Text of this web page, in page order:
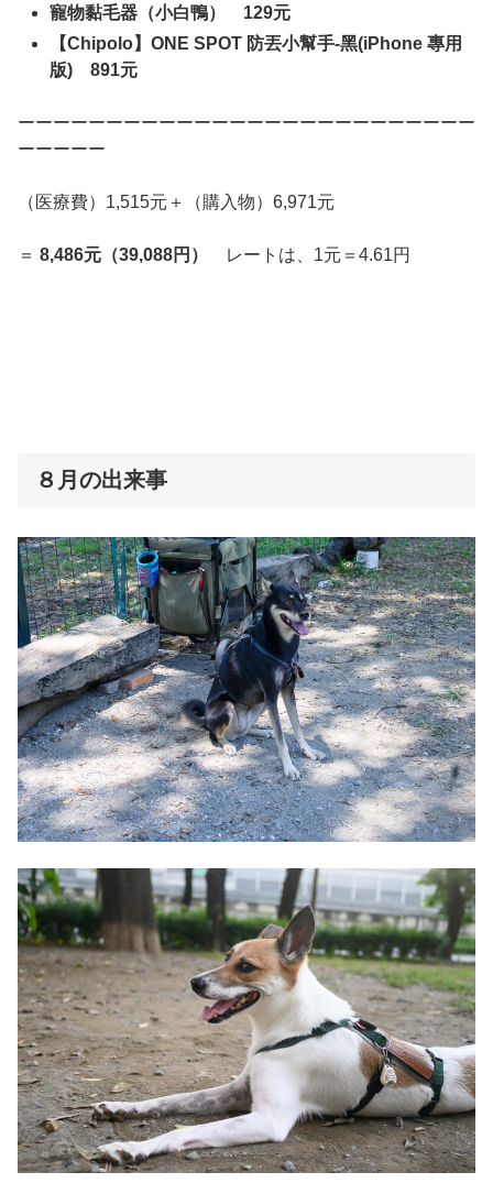
寵物黏毛器（小白鴨） 129元
【Chipolo】ONE SPOT 防丟小幫手-黑(iPhone 專用
版) 891元
ーーーーーーーーーーーーーーーーーーーーーーーーーー
ーーーーー
（医療費）1,515元＋（購入物）6,971元
＝ 8,486元（39,088円） レートは、1元＝4.61円
８月の出来事